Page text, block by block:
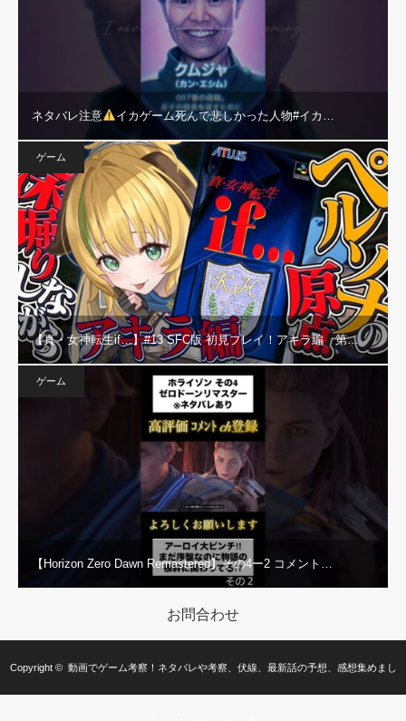
ネタバレ注意 イカゲーム死んで悲しかった人物#イカ…
ゲーム
【真・女神転生if…】#13 SFC版 初見プレイ！アキラ編 第…
ゲーム
【Horizon Zero Dawn Remastered】その4ー2 コメント…
お問合わせ
Copyright © 動画でゲーム考察！ネタバレや考察、伏線、最新話の予想、感想集めまし